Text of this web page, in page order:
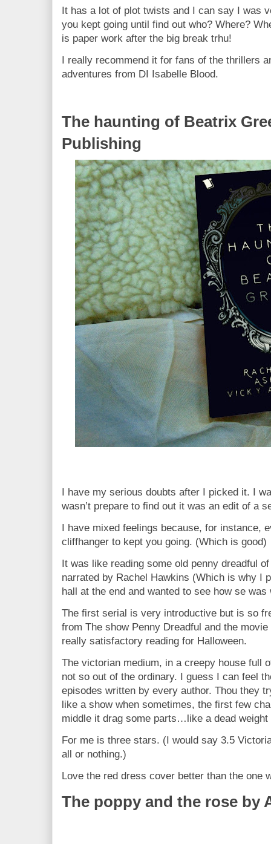
It has a lot of plot twists and I can say I was
you kept going until find out who? Where?
is paper work after the big break trhu!
I really recommend it for fans of the thrillers
adventures from DI Isabelle Blood.
The haunting of Beatrix
Publishing
I have my serious doubts after I picked it. I
wasn’t prepare to find out it was an edit of a
I have mixed feelings because, for instance,
cliffhanger to kept you going. (Which is good)
It was like reading some old penny dreadful
narrated by Rachel Hawkins (Which is why I
hall at the end and wanted to see how se
The first serial is very introductive but is so
from The show Penny Dreadful and the
really satisfactory reading for Halloween.
The victorian medium, in a creepy house full
not so out of the ordinary. I guess I can feel
episodes written by every author. Thou they
like a show when sometimes, the first few
middle it drag some parts…like a dead weight
For me is three stars. (I would say 3.5
all or nothing.)
Love the red dress cover better than the one
The poppy and the rose by